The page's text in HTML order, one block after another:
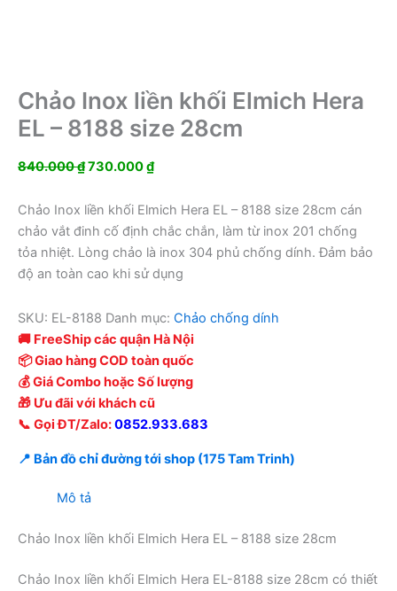
Chảo Inox liền khối Elmich Hera
EL – 8188 size 28cm
840.000₫Giá
là:
840.000 ₫.
730.000₫Giá
tại
là:
730.000 ₫.
Chảo Inox liền khối Elmich Hera EL – 8188 size 28cm cán
chảo vắt đinh cố định chắc chắn, làm từ inox 201 chống
tỏa nhiệt. Lòng chảo là inox 304 phủ chống dính. Đảm bảo
độ an toàn cao khi sử dụng
SKU: EL-8188 Danh mục: Chảo chống dính
🚚 FreeShip các quận Hà Nội
📦 Giao hàng COD toàn quốc
💰 Giá Combo hoặc Số lượng
🎁 Ưu đãi với khách cũ
📞 Gọi ĐT/Zalo:0852.933.683
📍 Bản đồ chỉ đường tới shop (175 Tam Trinh)
Mô tả
Chảo Inox liền khối Elmich Hera EL – 8188 size 28cm
Chảo Inox liền khối Elmich Hera EL-8188 size 28cm có thiết